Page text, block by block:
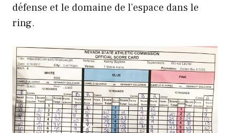
défense et le domaine de l’espace dans le
ring.